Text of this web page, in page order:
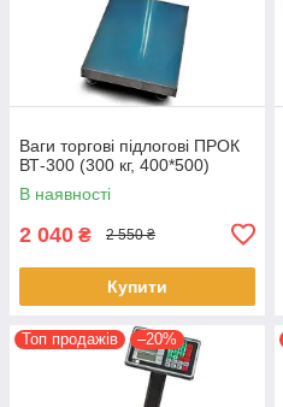
Ваги торгові підлогові ПРОК
ВТ-300 (300 кг, 400*500)
В наявності
2 040 ₴ 2 550 ₴
Купити
Топ продажів –20%